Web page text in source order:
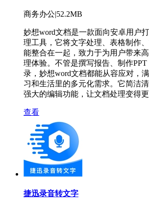
商务办公|52.2MB
妙想word文档是一款面向安卓用户
理工具，它将文字处理、表格制作
能整合在一起，致力于为用户带来
理体验。不管是撰写报告、制作
录，妙想word文档都能从容应对，
习和生活里的多元化需求。它简洁
强大的编辑功能，让文档处理变得更
查看
捷迅录音转文字